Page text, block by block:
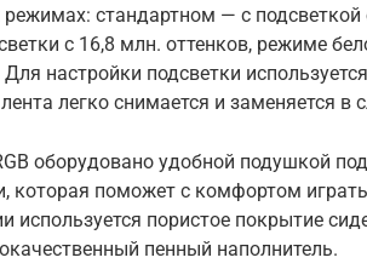
режимах: стандартном — с
с 16,8 млн. оттенков, режиме
настройки подсветки
легко снимается и заменяется в
оборудовано удобной подушкой
которая поможет с комфортом
используется пористое покрытие
пенный наполнитель.